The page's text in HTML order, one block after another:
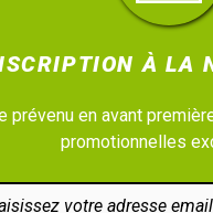
À LA
prévenu en avant
promotionnelles